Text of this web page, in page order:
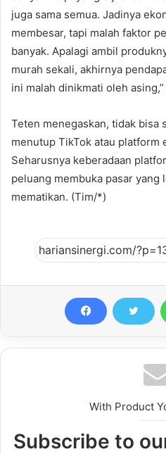
juga sama semua. Jadinya
membesar, tapi malah faktor
banyak. Apalagi ambil
murah sekali, akhirnya
ini malah dinikmati oleh
Teten menegaskan, tidak bisa
menutup TikTok atau platform
Seharusnya keberadaan
peluang membuka pasar yang
mematikan. (Tim/*)
With Product
Subscribe to